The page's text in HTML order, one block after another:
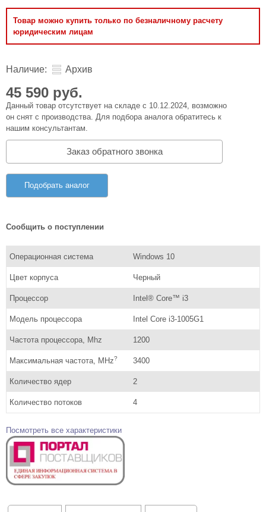
Товар можно купить только по безналичному расчету
юридическим лицам
Наличие: Архив
45 590 руб.
Данный товар отсутствует на складе с 10.12.2024, возможно
он снят с производства. Для подбора аналога обратитесь к
нашим консультантам.
Заказ обратного звонка
Подобрать аналог
Сообщить о поступлении
Операционная система Windows 10
Цвет корпуса Черный
Процессор Intel® Core™ i3
Модель процессора Intel Core i3-1005G1
Частота процессора, Mhz 1200
Максимальная частота, MHz? 3400
Количество ядер 2
Количество потоков 4
Посмотреть все характеристики